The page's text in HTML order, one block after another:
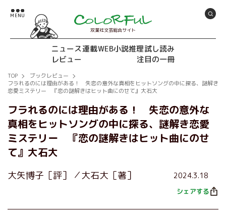
双葉社文芸総合サイト
ニュース連載WEB小説推理試し読み
レビュー
注目の一冊
TOP
ブックレビュー
フラれるのには理由がある！ 失恋の意外な真相をヒットソングの中に探る、謎解き
恋愛ミステリー 『恋の謎解きはヒット曲にのせて』大石大
フラれるのには理由がある！ 失恋の意外な
真相をヒットソングの中に探る、謎解き恋愛
ミステリー 『恋の謎解きはヒット曲にのせ
て』大石大
大矢博子［評］ 大石大［著］ 2024.3.18
シェアする